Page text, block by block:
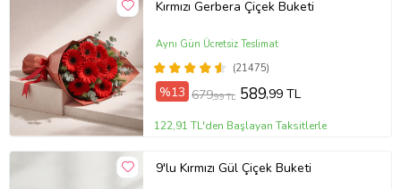
Kırmızı Gerbera Çiçek Buketi
(21475)
Aynı Gün Ücretsiz Teslimat
%13 679,99 TL 589,99 TL
122,91 TL'den Başlayan Taksitlerle
9'lu Kırmızı Gül Çiçek Buketi